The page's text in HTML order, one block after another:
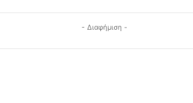
- Διαφήμιση -